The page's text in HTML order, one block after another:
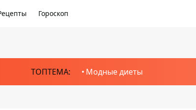
Гороскоп
ТОПТЕМА: Модные диеты